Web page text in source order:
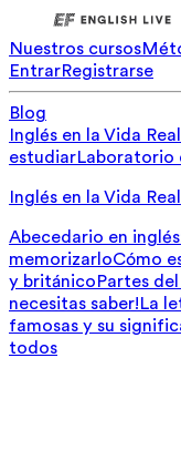
Nuestros cursos
EntrarRegistrarse
Blog
Inglés en la Vida Real
estudiarLaboratorio
Inglés en la Vida Real
Abecedario en
memorizarloCómo
y británicoPartes
necesitas saber!La
famosas y su
todos